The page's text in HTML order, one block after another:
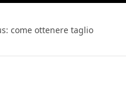
come ottenere taglio